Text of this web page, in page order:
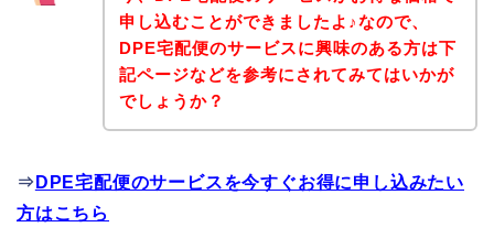
申し込むことができましたよ♪なので、
DPE宅配便のサービスに興味のある方は下
記ページなどを参考にされてみてはいかが
でしょうか？
⇒ DPE宅配便のサービスを今すぐお得に申し込みたい
方はこちら